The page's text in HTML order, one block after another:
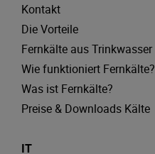
Kontakt
Die Vorteile
Fernkälte aus Trinkwasser
Wie funktioniert Fernkälte?
Was ist Fernkälte?
Preise & Downloads Kälte
IT